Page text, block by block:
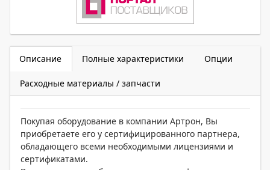
Описание Полные характеристики Опции
Расходные материалы / запчасти
Покупая оборудование в компании Артрон, Вы
приобретаете его у сертифицированного партнера,
обладающего всеми необходимыми лицензиями и
сертификатами.